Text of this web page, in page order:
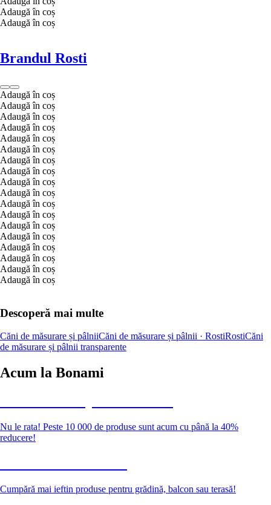
Adaugă în coș
Adaugă în coș
Brandul Rosti
Adaugă în coș
Adaugă în coș
Adaugă în coș
Adaugă în coș
Adaugă în coș
Adaugă în coș
Adaugă în coș
Adaugă în coș
Adaugă în coș
Adaugă în coș
Adaugă în coș
Adaugă în coș
Adaugă în coș
Adaugă în coș
Adaugă în coș
Adaugă în coș
Adaugă în coș
Adaugă în coș
Descoperă mai multe
Căni de măsurare și pâlniiCăni de măsurare și pâlnii · RostiRostiCăni
de măsurare și pâlnii transparente
Acum la Bonami
Nu le rata! Peste 10 000 de produse sunt acum cu până la 40%
reducere!
Cumpără mai ieftin produse pentru grădină, balcon sau terasă!